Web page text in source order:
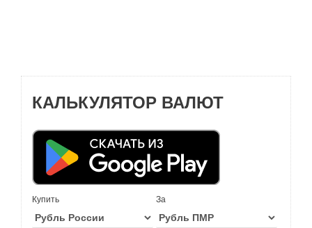
КАЛЬКУЛЯТОР ВАЛЮТ
Купить За